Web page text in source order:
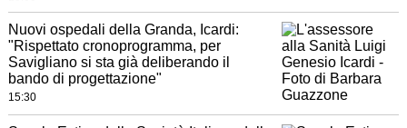
Nuovi ospedali della Granda, Icardi:
"Rispettato cronoprogramma, per
Savigliano si sta già deliberando il
bando di progettazione"
15:30